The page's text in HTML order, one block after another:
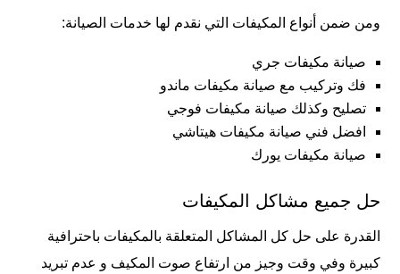
ومن ضمن أنواع المكيفات التي نقدم لها خدمات الصيانة:
صيانة مكيفات جري
فك وتركيب مع صيانة مكيفات ماندو
تصليح وكذلك صيانة مكيفات فوجي
افضل فني صيانة مكيفات هيتاشي
صيانة مكيفات يورك
حل جميع مشاكل المكيفات
القدرة على حل كل المشاكل المتعلقة بالمكيفات باحترافية
كبيرة وفي وقت وجيز من ارتفاع صوت المكيف و عدم تبريد